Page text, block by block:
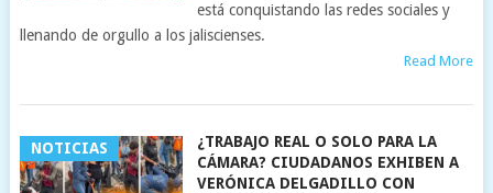
está conquistando las redes sociales y
llenando de orgullo a los jaliscienses.
Read More
NOTICIAS
¿TRABAJO REAL O SOLO PARA LA
CÁMARA? CIUDADANOS EXHIBEN A
VERÓNICA DELGADILLO CON